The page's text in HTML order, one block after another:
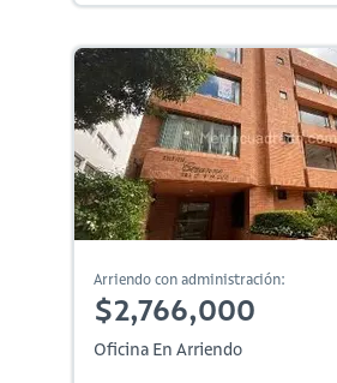
Arriendo con administración:
$2,766,000
Oficina En Arriendo